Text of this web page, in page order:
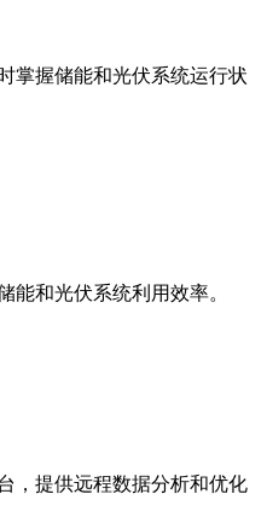
掌握储能和光伏系统运行状
能和光伏系统利用效率。
，提供远程数据分析和优化